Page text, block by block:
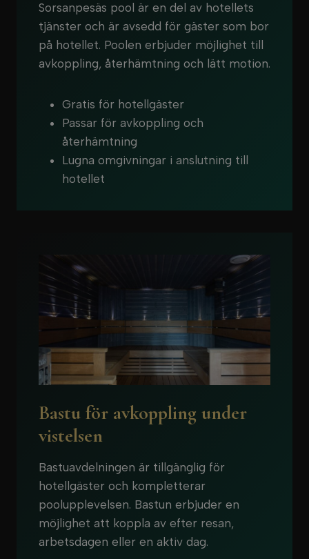
Sorsanpesäs pool är en del av hotellets
tjänster och är avsedd för gäster som bor
på hotellet. Poolen erbjuder möjlighet till
avkoppling, återhämtning och lätt motion.
Gratis för hotellgäster
Passar för avkoppling och
återhämtning
Lugna omgivningar i anslutning till
hotellet
Bastu för avkoppling under
vistelsen
Bastuavdelningen är tillgänglig för
hotellgäster och kompletterar
poolupplevelsen. Bastun erbjuder en
möjlighet att koppla av efter resan,
arbetsdagen eller en aktiv dag.